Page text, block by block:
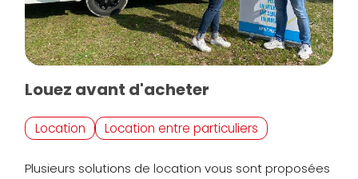
Louez avant d'acheter
Location Location entre particuliers
Plusieurs solutions de location vous sont proposées